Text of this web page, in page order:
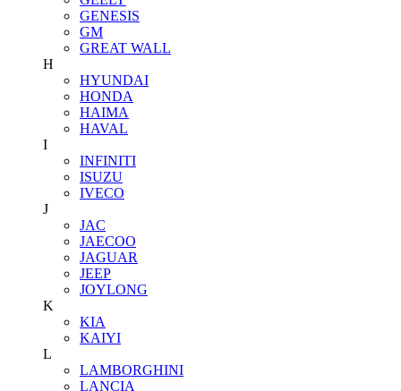
GENESIS
GM
GREAT WALL
H
HYUNDAI
HONDA
HAIMA
HAVAL
I
INFINITI
ISUZU
IVECO
J
JAC
JAECOO
JAGUAR
JEEP
JOYLONG
K
KIA
KAIYI
L
LAMBORGHINI
LANCIA